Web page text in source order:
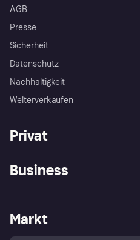
AGB
Presse
Sicherheit
Datenschutz
Nachhaltigkeit
Weiterverkaufen
Privat
Klarna App
Shops entdecken
Business
Händlerportal
Markt